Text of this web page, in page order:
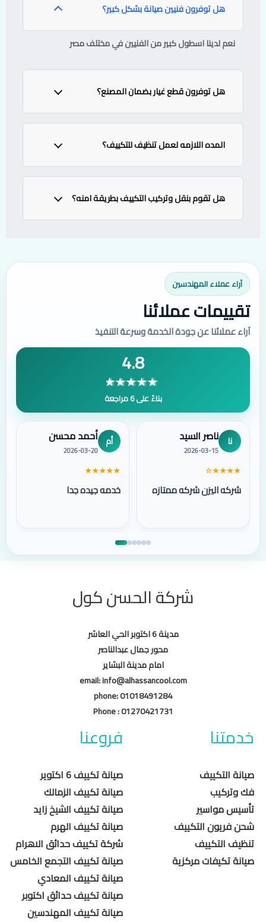
هل توفرون فنيين صيانة بشكل كبير؟
نعم لدينا اسطول كبير من الفنيين في مختلف مصر
هل توفرون قطع غيار بضمان المصنع؟
نعم نوفرها بضمان رسمي ومعتمد من المصنع
المده اللازمه لعمل تنظيف للتكييف؟
يفضل عمل تنظيف للتكييف كل سنه علي الاقل
هل تقوم بنقل وتركيب التكييف بطريقة امنه؟
آراء عملاء المهندسين
تقييمات عملائنا
آراء عملائنا عن جودة الخدمة وسرعة التنفيذ
4.8
بناءً على 6 مراجعة
أم أحمد محسن
2026-03-20
★★★★★
خدمه جيده جدا
نا ناصر السيد
2026-03-15
★★★★☆
شركه اليزن شركه ممتازه
شركة الحسن كول
مدينة 6 اكتوبر الحي العاشر
محور جمال عبدالناصر
امام مدينة البشاير
email: info@alhassancool.com
phone: 01018491284
Phone :01270421731
خدمتنا
صيانة التكييف
فك وتركيب
تأسيس مواسير
شحن فريون التكييف
تنظيف التكييف
صيانة تكيفات مركزية
فروعنا
صيانة تكييف 6 اكتوير
صيانة تكييف الزمالك
صيانة تكييف الشيخ زايد
صيانة تكييف الهرم
شركة تكييف حدائق الاهرام
صيانة تكييف التجمع الخامس
صيانة تكييف المعادي
صيانة تكييف حدائق اكتوبر
صيانة تكييف المهندسين